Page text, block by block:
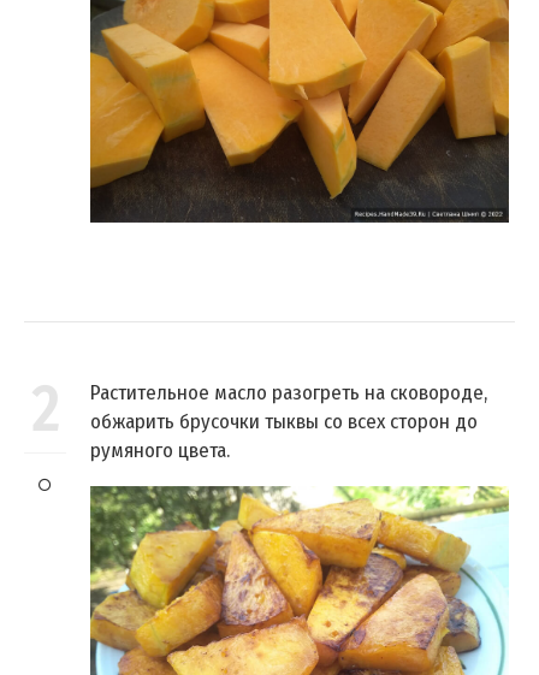
2
Растительное масло разогреть на сковороде,
обжарить брусочки тыквы со всех сторон до
румяного цвета.